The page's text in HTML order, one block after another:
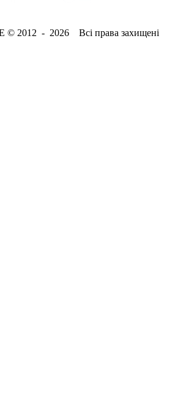
© 2012 - 2026 Всі права захищені